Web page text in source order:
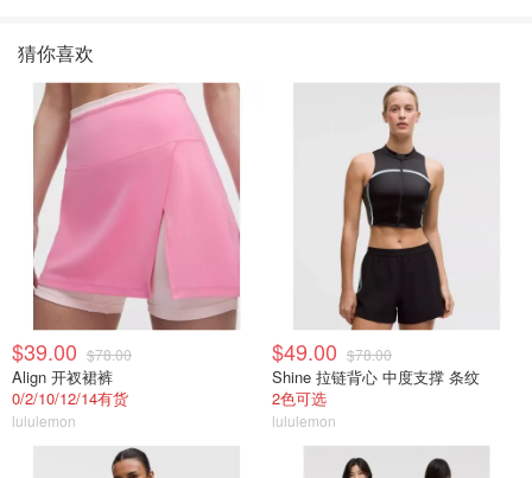
猜你喜欢
$39.00 $78.00
Align 开衩裙裤
0/2/10/12/14有货
lululemon
$49.00 $78.00
Shine 拉链背心 中度支撑 条纹
2色可选
lululemon